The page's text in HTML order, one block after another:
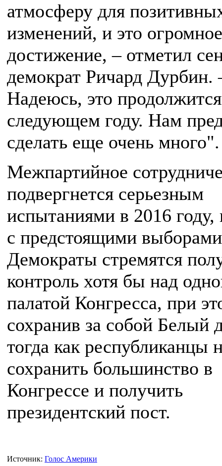
атмосферу для
изменений, и это огромное
достижение, – отметил
демократ Ричард Дурбин.
Надеюсь, это
следующем году. Нам
сделать еще очень много".
Межпартийное
подвергнется серьезным
испытаниями в 2016 году,
с предстоящими
Демократы стремятся
контроль хотя бы над
палатой Конгресса, при
сохранив за собой Белый
тогда как республиканцы
сохранить большинство в
Конгрессе и получить
президентский пост.
Источник: Голос Америки